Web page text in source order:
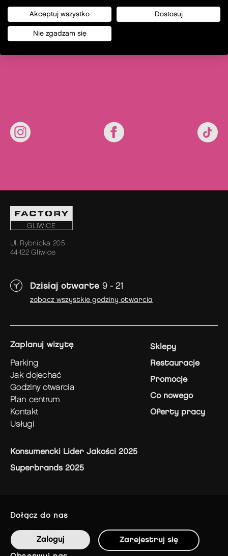
Ul. Rybnicka 205
44-122 Gliwice
Dzisiaj otwarte 9 - 21
zobacz wszystkie godziny otwarcia
zaplanuj wizytę
parking
jak dojechać
godziny otwarcia
plan centrum
kontakt
usługi
Sklepy
Restauracje
Promocje
Co nowego
Oferty pracy
Konsumencki Lider Jakości 2025
Superbrands 2025
dołącz do nas
Zaloguj Zarejestruj się
Akceptuj wszystko Dostosuj
Nie zgadzam się